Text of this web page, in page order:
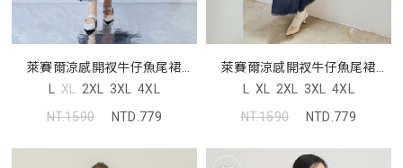
萊賽爾涼感開衩牛仔魚尾裙
MORE U 中大尺碼裙子
L XL 2XL 3XL 4XL
NT.1590
NTD.779
萊賽爾涼感開衩牛仔魚尾裙
MORE U 中大尺碼裙子
L XL 2XL 3XL 4XL
NT.1590
NTD.779